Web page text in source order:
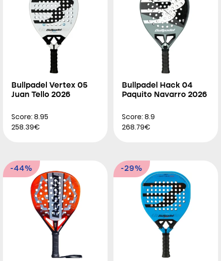
Bullpadel Vertex 05
Juan Tello 2026
Score: 8.95
258.39€
Bullpadel Hack 04
Paquito Navarro 2026
Score: 8.9
268.79€
-44% -29%